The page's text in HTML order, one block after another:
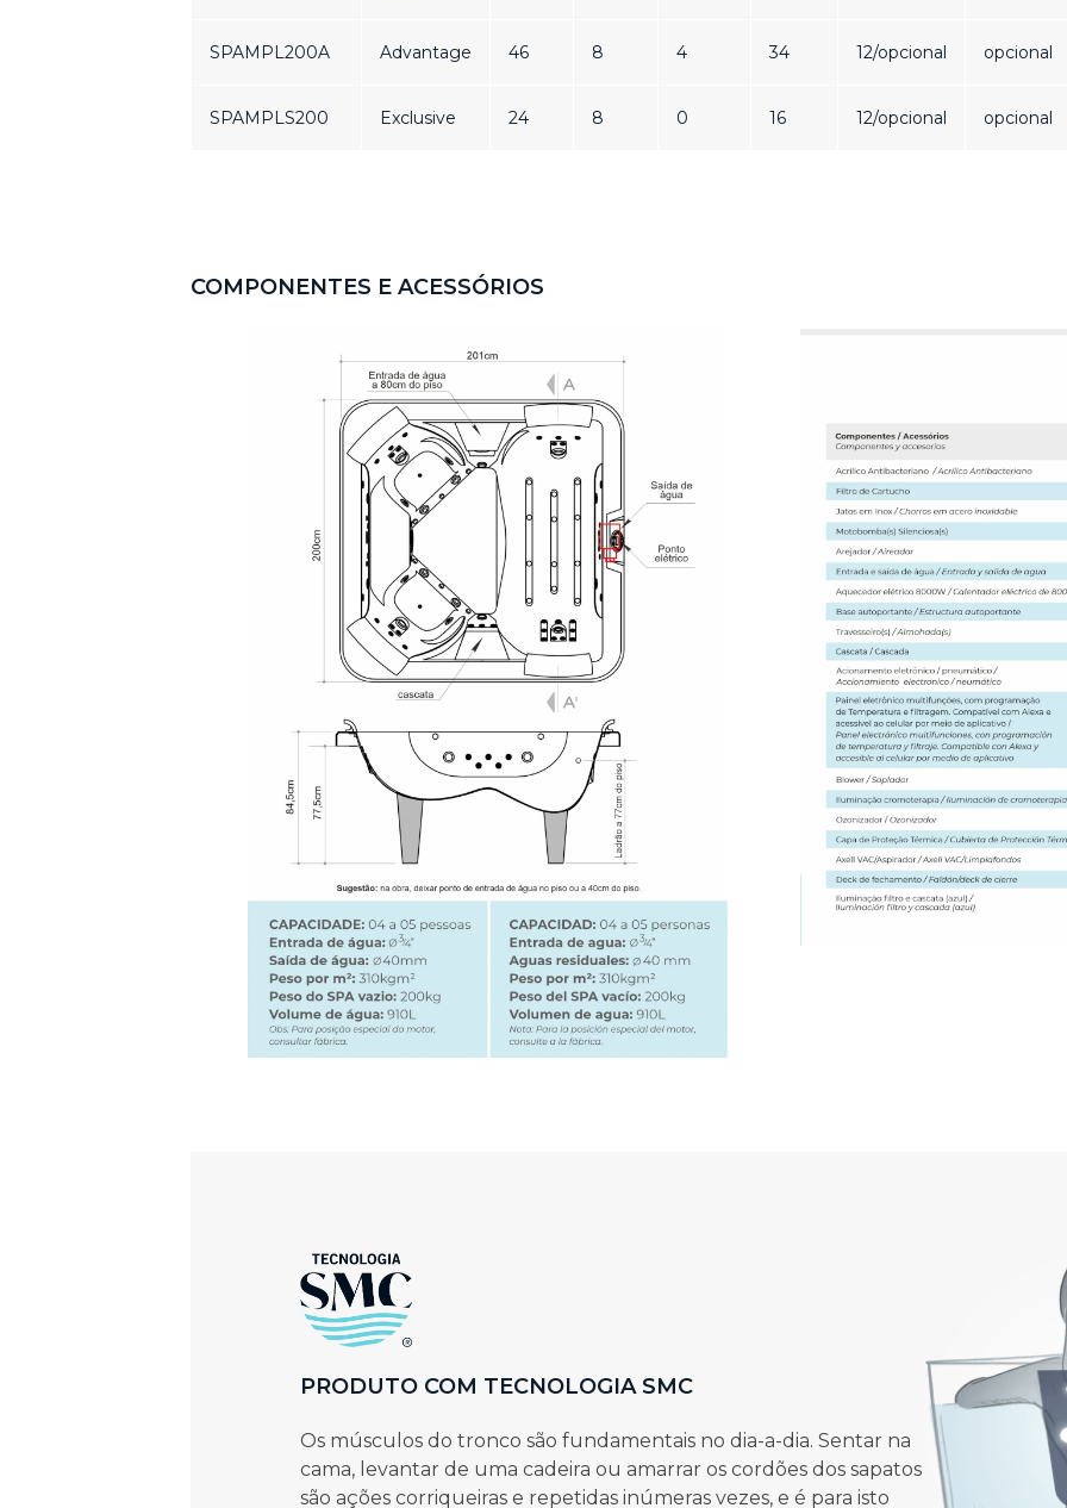
SPAMPL200A Advantage 46 8 4 34 12/opcional opcional
SPAMPLS200 Exclusive 24 8 0 16 12/opcional opcional
COMPONENTES E ACESSÓRIOS
PRODUTO COM TECNOLOGIA SMC
Os músculos do tronco são fundamentais no dia-a-dia. Sentar na
cama, levantar de uma cadeira ou amarrar os cordões dos sapatos
são ações corriqueiras e repetidas inúmeras vezes, e é para isto